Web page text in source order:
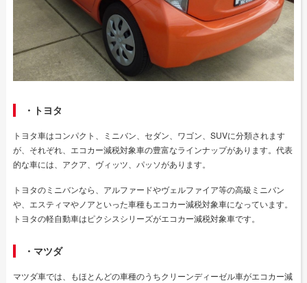
・トヨタ
トヨタ車はコンパクト、ミニバン、セダン、ワゴン、SUVに分類されます
が、それぞれ、エコカー減税対象車の豊富なラインナップがあります。代表
的な車には、アクア、ヴィッツ、パッソがあります。
トヨタのミニバンなら、アルファードやヴェルファイア等の高級ミニバン
や、エスティマやノアといった車種もエコカー減税対象車になっています。
トヨタの軽自動車はピクシスシリーズがエコカー減税対象車です。
・マツダ
マツダ車では、もほとんどの車種のうちクリーンディーゼル車がエコカー減